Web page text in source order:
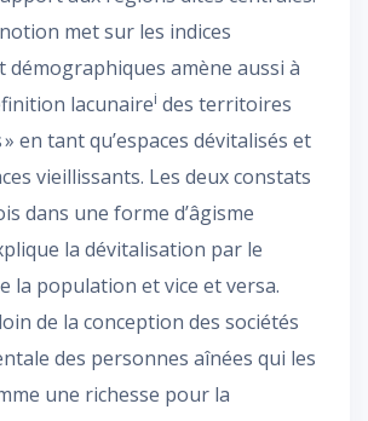
notion met sur les indices
démographiques amène aussi à
lacunairei des territoires
en tant qu’espaces dévitalisés et
vieillissants. Les deux constats
dans une forme d’âgisme
la dévitalisation par le
la population et vice et versa.
de la conception des sociétés
des personnes aînées qui les
une richesse pour la